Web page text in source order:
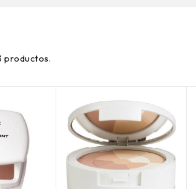
productos.